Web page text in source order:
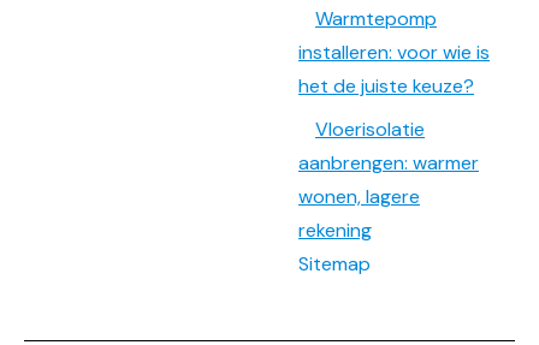
Warmtepomp
installeren: voor wie is
het de juiste keuze?
Vloerisolatie
aanbrengen: warmer
wonen, lagere
rekening
Sitemap